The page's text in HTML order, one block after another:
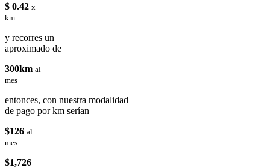
$ 0.42 x
km
y recorres un
aproximado de
300km al
mes
entonces, con nuestra modalidad
de pago por km serían
$126 al
mes
$1,726